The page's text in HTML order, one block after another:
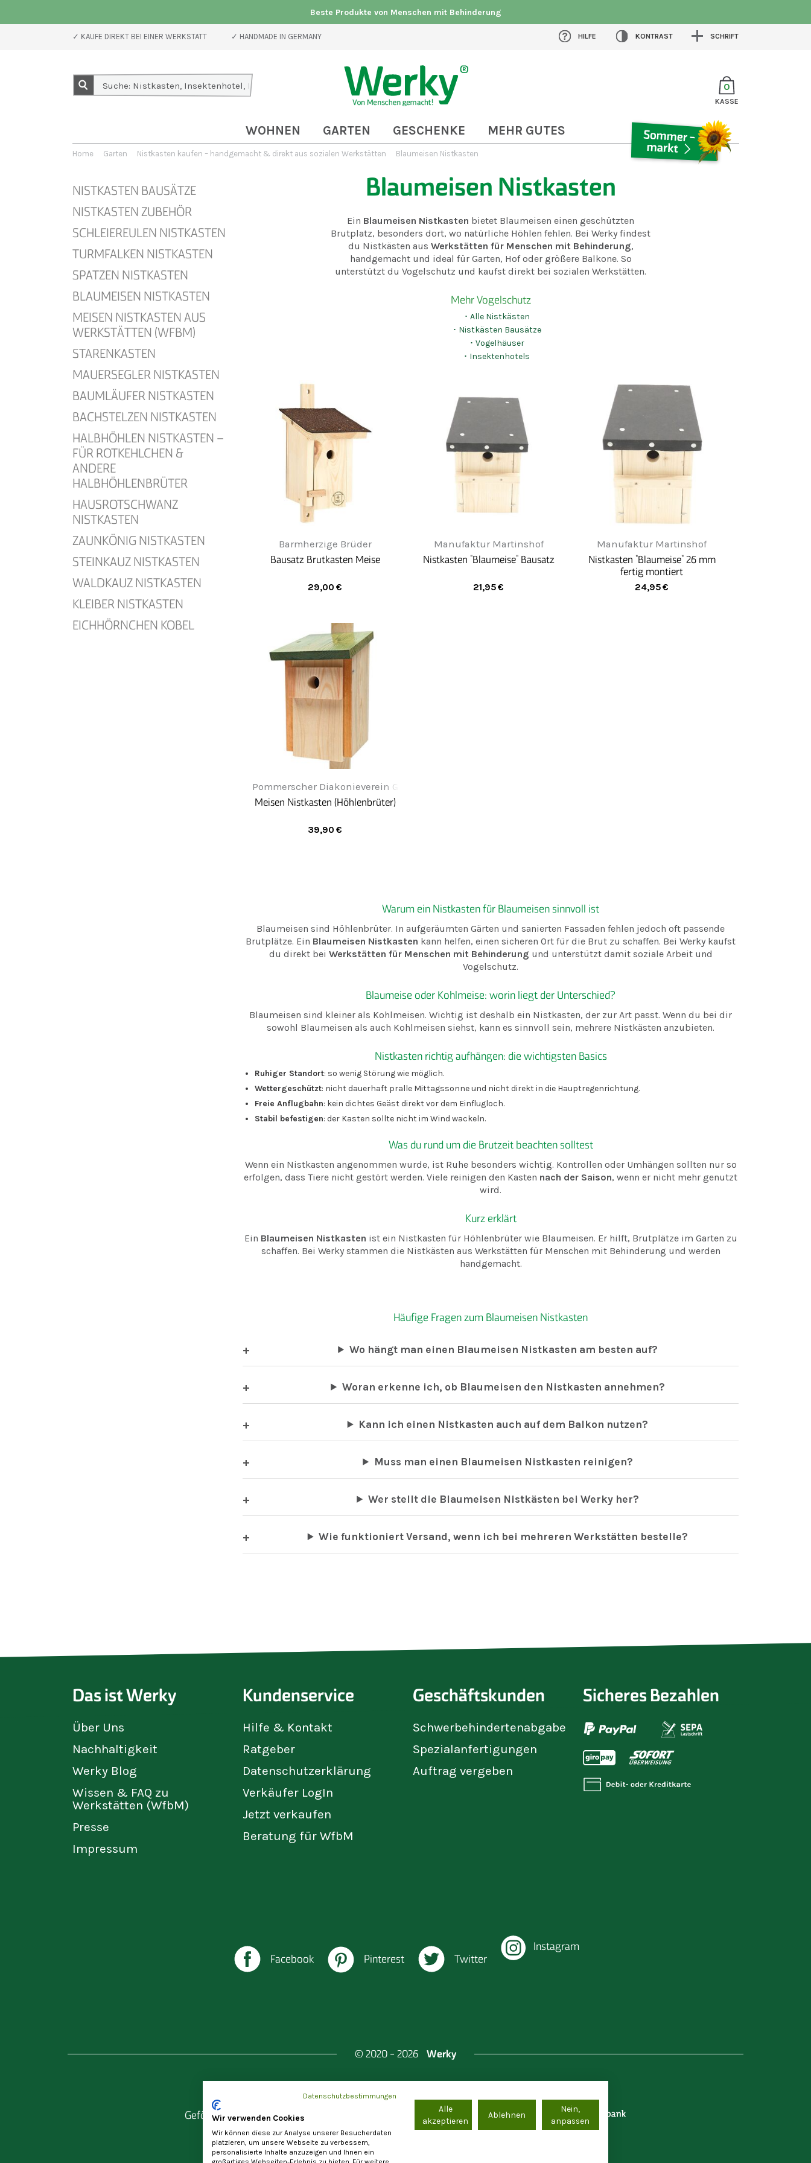
Beste Produkte von Menschen mit Behinderung
✓ KAUFE DIREKT BEI EINER WERKSTATT ✓ HANDMADE IN GERMANY HILFE KONTRAST SCHRIFT
0
KASSE
WOHNEN GARTEN GESCHENKE MEHR GUTES
Home Garten Nistkasten kaufen – handgemacht & direkt aus sozialen Werkstätten Blaumeisen Nistkasten
NISTKASTEN BAUSÄTZE
NISTKASTEN ZUBEHÖR
SCHLEIEREULEN NISTKASTEN
TURMFALKEN NISTKASTEN
SPATZEN NISTKASTEN
BLAUMEISEN NISTKASTEN
MEISEN NISTKASTEN AUS
WERKSTÄTTEN (WFBM)
STARENKASTEN
MAUERSEGLER NISTKASTEN
BAUMLÄUFER NISTKASTEN
BACHSTELZEN NISTKASTEN
HALBHÖHLEN NISTKASTEN –
FÜR ROTKEHLCHEN &
ANDERE
HALBHÖHLENBRÜTER
HAUSROTSCHWANZ
NISTKASTEN
ZAUNKÖNIG NISTKASTEN
STEINKAUZ NISTKASTEN
WALDKAUZ NISTKASTEN
KLEIBER NISTKASTEN
EICHHÖRNCHEN KOBEL
Blaumeisen Nistkasten
Ein Blaumeisen Nistkasten bietet Blaumeisen einen geschützten
Brutplatz, besonders dort, wo natürliche Höhlen fehlen. Bei Werky findest
du Nistkästen aus Werkstätten für Menschen mit Behinderung,
handgemacht und ideal für Garten, Hof oder größere Balkone. So
unterstützt du Vogelschutz und kaufst direkt bei sozialen Werkstätten.
Mehr Vogelschutz
･ Alle Nistkästen
･ Nistkästen Bausätze
･ Vogelhäuser
･ Insektenhotels
Barmherzige Brüder
Bausatz Brutkasten Meise
29,00 €
Manufaktur Martinshof
Nistkasten "Blaumeise" Bausatz
21,95€
Manufaktur Martinshof
Nistkasten "Blaumeise" 26 mm
fertig montiert
24,95€
Pommerscher Diakonieverein Greifenwerkstatt
Meisen Nistkasten (Höhlenbrüter)
39,90 €
Warum ein Nistkasten für Blaumeisen sinnvoll ist
Blaumeisen sind Höhlenbrüter. In aufgeräumten Gärten und sanierten Fassaden fehlen jedoch oft passende
Brutplätze. Ein Blaumeisen Nistkasten kann helfen, einen sicheren Ort für die Brut zu schaffen. Bei Werky kaufst
du direkt bei Werkstätten für Menschen mit Behinderung und unterstützt damit soziale Arbeit und
Vogelschutz.
Blaumeise oder Kohlmeise: worin liegt der Unterschied?
Blaumeisen sind kleiner als Kohlmeisen. Wichtig ist deshalb ein Nistkasten, der zur Art passt. Wenn du bei dir
sowohl Blaumeisen als auch Kohlmeisen siehst, kann es sinnvoll sein, mehrere Nistkästen anzubieten.
Nistkasten richtig aufhängen: die wichtigsten Basics
Ruhiger Standort: so wenig Störung wie möglich.
Wettergeschützt: nicht dauerhaft pralle Mittagssonne und nicht direkt in die Hauptregenrichtung.
Freie Anflugbahn: kein dichtes Geäst direkt vor dem Einflugloch.
Stabil befestigen: der Kasten sollte nicht im Wind wackeln.
Was du rund um die Brutzeit beachten solltest
Wenn ein Nistkasten angenommen wurde, ist Ruhe besonders wichtig. Kontrollen oder Umhängen sollten nur so
erfolgen, dass Tiere nicht gestört werden. Viele reinigen den Kasten nach der Saison, wenn er nicht mehr genutzt
wird.
Kurz erklärt
Ein Blaumeisen Nistkasten ist ein Nistkasten für Höhlenbrüter wie Blaumeisen. Er hilft, Brutplätze im Garten zu
schaffen. Bei Werky stammen die Nistkästen aus Werkstätten für Menschen mit Behinderung und werden
handgemacht.
Häufige Fragen zum Blaumeisen Nistkasten
Wo hängt man einen Blaumeisen Nistkasten am besten auf?
Woran erkenne ich, ob Blaumeisen den Nistkasten annehmen?
Kann ich einen Nistkasten auch auf dem Balkon nutzen?
Muss man einen Blaumeisen Nistkasten reinigen?
Wer stellt die Blaumeisen Nistkästen bei Werky her?
Wie funktioniert Versand, wenn ich bei mehreren Werkstätten bestelle?
Das ist Werky
Über Uns
Nachhaltigkeit
Werky Blog
Wissen & FAQ zu
Werkstätten (WfbM)
Presse
Impressum
Kundenservice
Hilfe & Kontakt
Ratgeber
Datenschutzerklärung
Verkäufer LogIn
Jetzt verkaufen
Beratung für WfbM
Geschäftskunden
Schwerbehindertenabgabe
Spezialanfertigungen
Auftrag vergeben
Sicheres Bezahlen
Facebook Pinterest Twitter
Instagram
© 2020 - 2026 Werky
Gefördert durchLand Berlin & Investitionsbank Berlin
Datenschutzbestimmungen
Wir verwenden Cookies
Wir können diese zur Analyse unserer Besucherdaten
platzieren, um unsere Webseite zu verbessern,
personalisierte Inhalte anzuzeigen und Ihnen ein
Alle
akzeptieren
Ablehnen
Nein,
anpassen